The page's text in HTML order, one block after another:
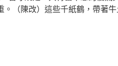
（陳改）這些千紙鶴，帶著